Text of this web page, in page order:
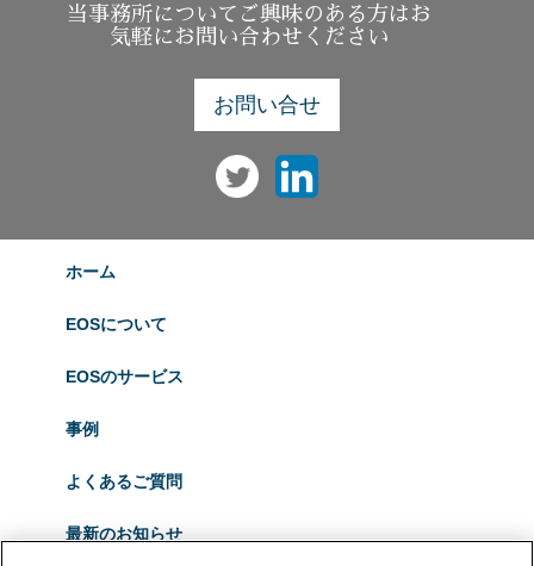
当事務所についてご興味のある方はお
気軽にお問い合わせください
お問い合せ
ホーム
EOSについて
EOSのサービス
事例
よくあるご質問
最新のお知らせ